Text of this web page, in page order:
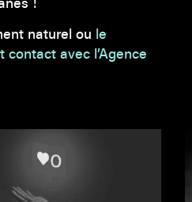
naturel ou le
contact avec l’Agence